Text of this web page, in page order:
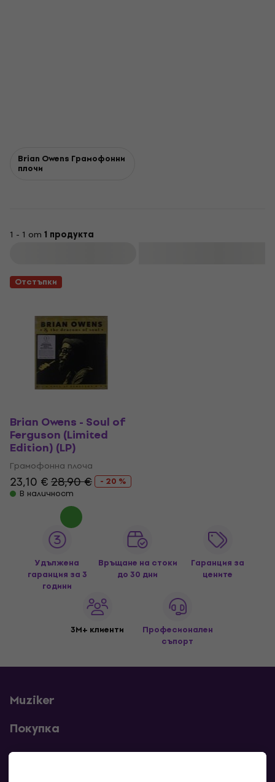
Brian Owens Грамофонни
плочи
1 - 1 от 1 продукта
Отстъпки
Brian Owens - Soul of
Ferguson (Limited
Edition) (LP)
Грамофонна плоча
23,10 €28,90 €
- 20 %
В наличност
Удължена
гаранция за 3
години
Връщане на стоки
до 30 дни
Гаранция за
цените
3M+ клиенти
Професионален
съпорт
Muziker
Покупка
Полезни линкове